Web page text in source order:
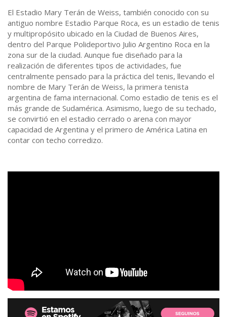
El Estadio Mary Terán de Weiss, también conocido con su
antiguo nombre Estadio Parque Roca, es un estadio de tenis
y multipropósito ubicado en la Ciudad de Buenos Aires,
dentro del Parque Polideportivo Julio Argentino Roca en la
zona sur de la ciudad. Aunque fue diseñado para la
realización de diferentes tipos de actividades, fue
centralmente pensado para la práctica del tenis, llevando el
nombre de Mary Terán de Weiss, la primera tenista
argentina de fama internacional. Como estadio de tenis es el
más grande de Sudamérica. Asimismo, luego de su techado,
se convirtió en el estadio cerrado o arena con mayor
capacidad de Argentina y el primero de América Latina en
contar con techo corredizo.